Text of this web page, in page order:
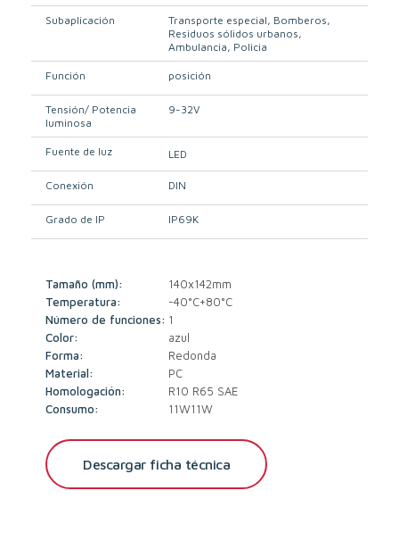
Subaplicación Transporte especial Bomberos
Residuos sólidos urbanos
Ambulancia Policia
Función posición
Tensión/ Potencia
luminosa
9-32V
Fuente de luz LED
Conexión DIN
Grado de IP IP69K
Tamaño (mm):
140x142mm
Temperatura:
-40°C+80°C
Número de funciones: 1
Color:
azul
Forma:
Redonda
Material:
PC
Homologación:
R10 R65 SAE
Consumo:
11W11W
Descargar ficha técnica